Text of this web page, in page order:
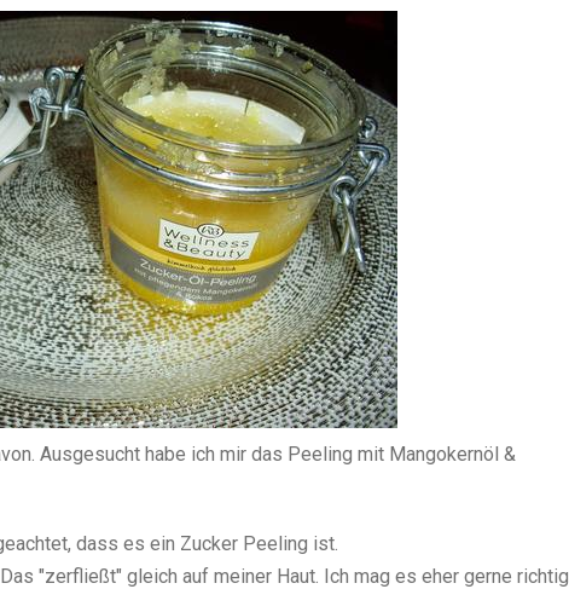
Ausgesucht habe ich mir das Peeling mit Mangokernöl &
dass es ein Zucker Peeling ist.
"zerfließt" gleich auf meiner Haut. Ich mag es eher gerne richtig